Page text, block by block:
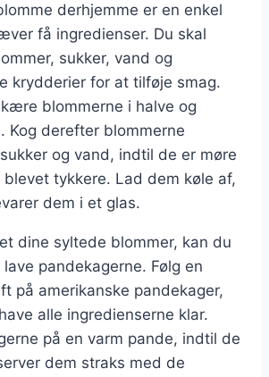
derhjemme er en enkel
få ingredienser. Du skal
sukker, vand og
krydderier for at tilføje smag.
blommerne i halve og
Kog derefter blommerne
og vand, indtil de er møre
blevet tykkere. Lad dem køle af,
dem i et glas.
dine syltede blommer, kan du
pandekagerne. Følg en
på amerikanske pandekager,
alle ingredienserne klar.
på en varm pande, indtil de
dem straks med de